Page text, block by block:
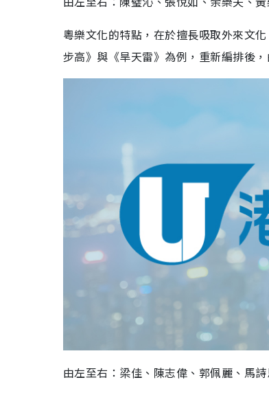
粵樂文化的特點，在於擅長吸取外來文
步高》與《旱天雷》為例，重新編排後
由左至右：梁佳、陳志偉、郭佩麗、馬